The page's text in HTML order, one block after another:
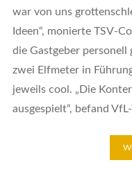
war von uns
Ideen“, monierte TSV-
die Gastgeber
zwei Elfmeter in
jeweils cool. „Die
ausgespielt“, befand